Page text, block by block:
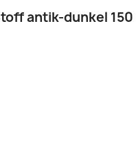
antik-dunkel 150